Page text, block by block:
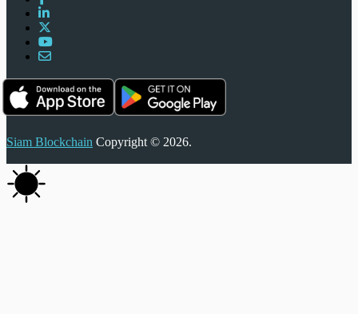
Siam Blockchain Copyright © 2026.